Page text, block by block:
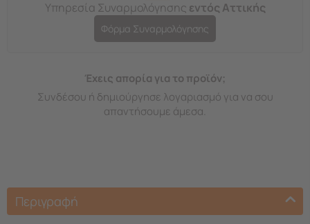
Υπηρεσία Συναρμολόγησης εντός Αττικής
Φόρμα Συναρμολόγησης
Έχεις απορία για το προϊόν;
Συνδέσου ή δημιούργησε λογαριασμό για να σου
απαντήσουμε άμεσα.
Περιγραφή